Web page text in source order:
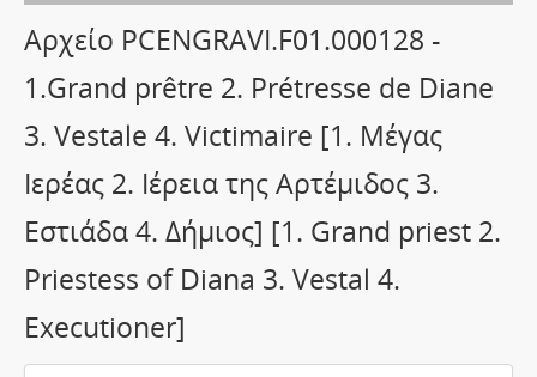
Αρχείο PCENGRAVI.F01.000128 -
1.Grand prêtre 2. Prétresse de Diane
3. Vestale 4. Victimaire [1. Μέγας
Ιερέας 2. Ιέρεια της Αρτέμιδος 3.
Εστιάδα 4. Δήμιος] [1. Grand priest 2.
Priestess of Diana 3. Vestal 4.
Executioner]